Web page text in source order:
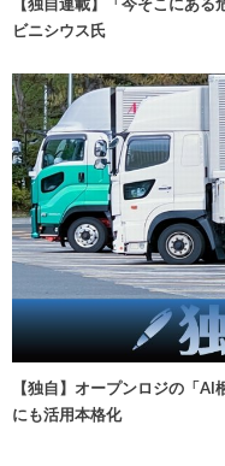
ビニシウス氏
【独自】オープンロジの「
にも活用本格化